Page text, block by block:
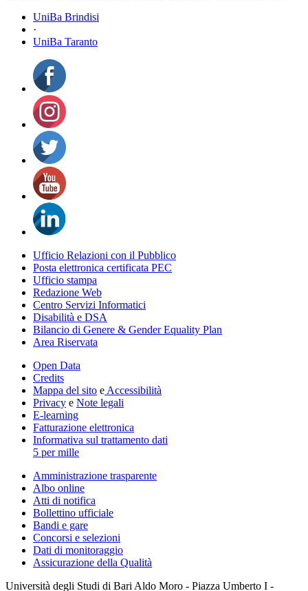
UniBa Brindisi
·
UniBa Taranto
Ufficio Relazioni con il Pubblico
Posta elettronica certificata PEC
Ufficio stampa
Redazione Web
Centro Servizi Informatici
Disabilità e DSA
Bilancio di Genere & Gender Equality Plan
Area Riservata
Open Data
Credits
Mappa del sito e Accessibilità
Privacy e Note legali
E-learning
Fatturazione elettronica
Informativa sul trattamento dati
5 per mille
Amministrazione trasparente
Albo online
Atti di notifica
Bollettino ufficiale
Bandi e gare
Concorsi e selezioni
Dati di monitoraggio
Assicurazione della Qualità
Università degli Studi di Bari Aldo Moro - Piazza Umberto I -